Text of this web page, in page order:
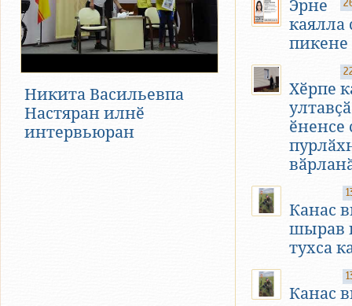
Никита Васильевпа
Настяран илнӗ
интервьюран
Эрне
каялла
Хӗрпе
ӗненсе
Канас
шырав
тухса
Канас